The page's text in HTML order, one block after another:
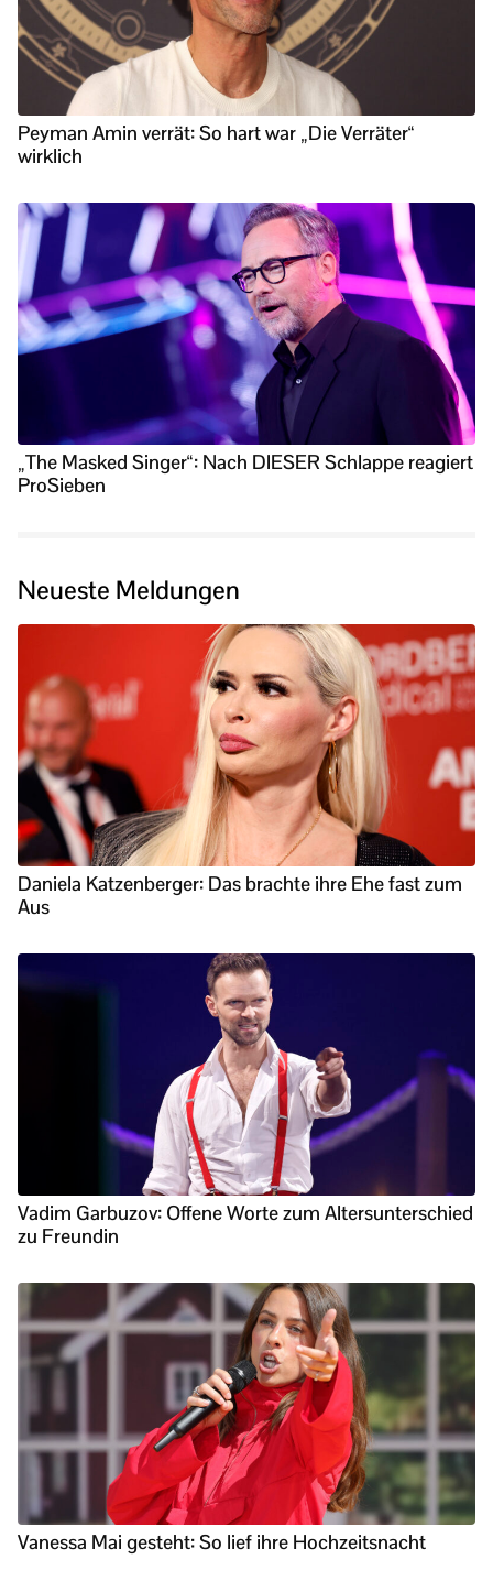
Peyman Amin verrät: So hart war „Die Verräter“
wirklich
„The Masked Singer“: Nach DIESER Schlappe reagiert
ProSieben
Neueste Meldungen
Daniela Katzenberger: Das brachte ihre Ehe fast zum
Aus
Vadim Garbuzov: Offene Worte zum Altersunterschied
zu Freundin
Vanessa Mai gesteht: So lief ihre Hochzeitsnacht